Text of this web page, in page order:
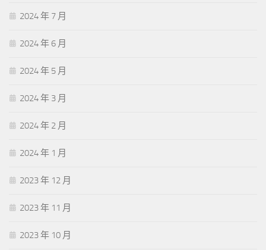
2024 年 7 月
2024 年 6 月
2024 年 5 月
2024 年 3 月
2024 年 2 月
2024 年 1 月
2023 年 12 月
2023 年 11 月
2023 年 10 月